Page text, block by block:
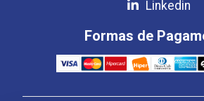
Linkedin
Formas de